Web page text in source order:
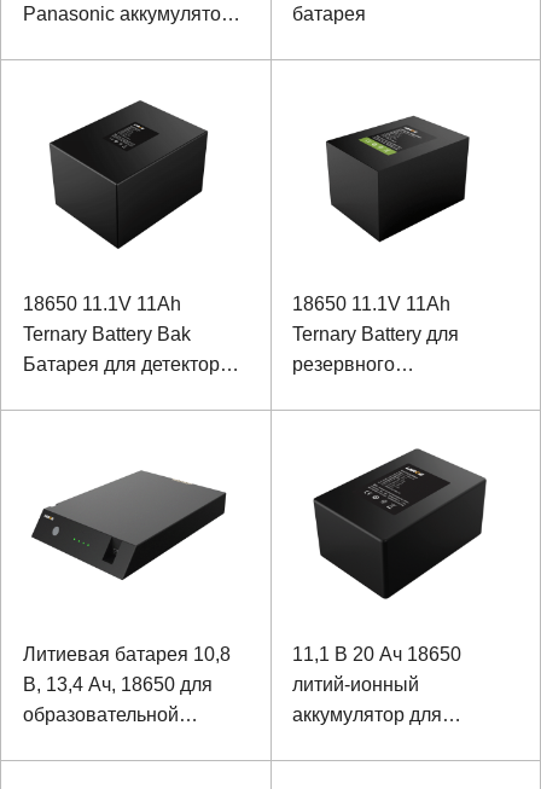
Panasonic аккумулятор
батарея
18650 11.1V 11Ah
Ternary Battery Bak
Батарея для детектора
18650 11.1V 11Ah
Ternary Battery для
резервного
Литиевая батарея 10,8
В, 13,4 Ач, 18650 для
образовательной
11,1 В 20 Ач 18650
литий-ионный
аккумулятор для